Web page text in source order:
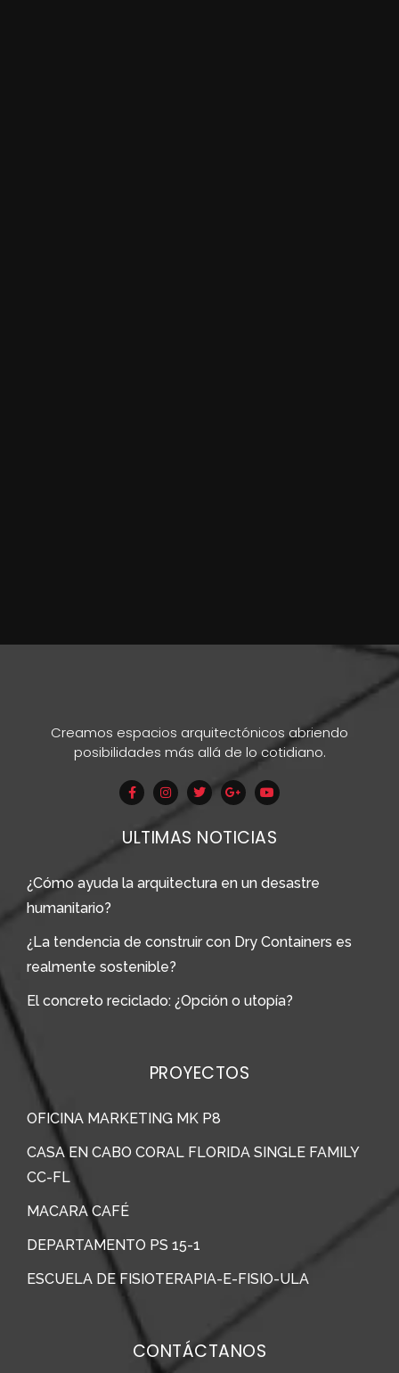
Creamos espacios arquitectónicos abriendo
posibilidades más allá de lo cotidiano.
ULTIMAS NOTICIAS
¿Cómo ayuda la arquitectura en un desastre
humanitario?
¿La tendencia de construir con Dry Containers es
realmente sostenible?
El concreto reciclado: ¿Opción o utopía?
PROYECTOS
OFICINA MARKETING MK P8
CASA EN CABO CORAL FLORIDA SINGLE FAMILY
CC-FL
MACARA CAFÉ
DEPARTAMENTO PS 15-1
ESCUELA DE FISIOTERAPIA-E-FISIO-ULA
CONTÁCTANOS